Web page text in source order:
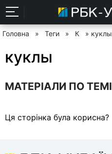
Головна » Теги » К » куклы
куклы
МАТЕРІАЛИ ПО ТЕМІ
Ця сторінка була корисна?